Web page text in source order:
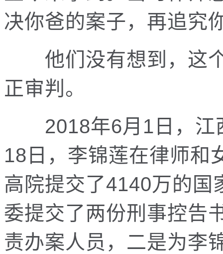
决你爸的案子，再追究
他们没有想到，这个
正审判。
2018年6月1日，江
18日，李锦莲在律师和
高院提交了4140万的国
委提交了两份刑事控告
责办案人员，二是为李